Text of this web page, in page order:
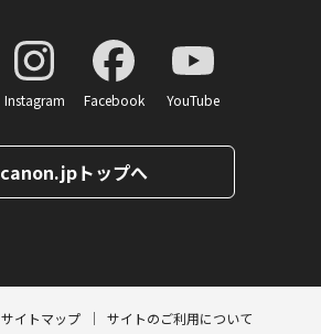
Instagram Facebook YouTube
canon.jpトップへ
サイトマップ サイトのご利用について